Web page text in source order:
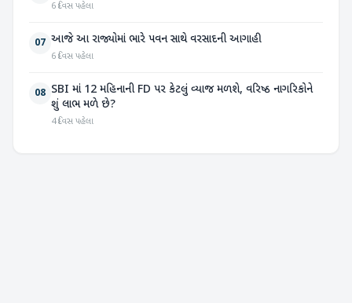
6 દિવસ પહેલા
07 આજે આ રાજ્યોમાં ભારે પવન સાથે વરસાદની આગાહી
6 દિવસ પહેલા
08 SBI માં 12 મહિનાની FD પર કેટલું વ્યાજ મળશે, વરિષ્ઠ નાગરિકોને
શું લાભ મળે છે?
4 દિવસ પહેલા